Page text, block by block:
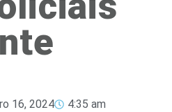
16, 2024 4:35 am